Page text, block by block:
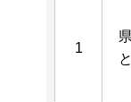
1
と